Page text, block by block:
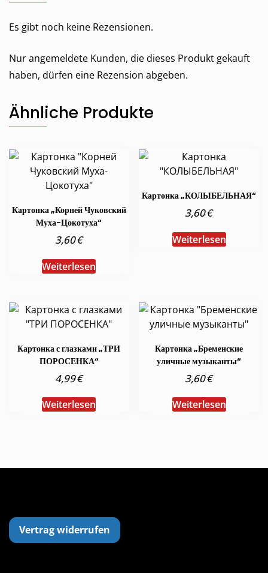
Es gibt noch keine Rezensionen.
Nur angemeldete Kunden, die dieses Produkt gekauft
haben, dürfen eine Rezension abgeben.
Ähnliche Produkte
Картонка „Корней Чуковский
Муха-Цокотуха“
3,60€
Weiterlesen
Картонка „КОЛЫБЕЛЬНАЯ“
3,60€
Weiterlesen
Картонка с глазками „ТРИ
ПОРОСЕНКА“
4,99€
Weiterlesen
Картонка „Бременские
уличные музыканты“
3,60€
Weiterlesen
Vertrag widerrufen